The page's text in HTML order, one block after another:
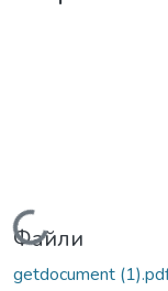
Вантажиться...
Файли
getdocument